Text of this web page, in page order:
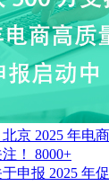
京 2025 年电
！
8000+
申报 2025 年